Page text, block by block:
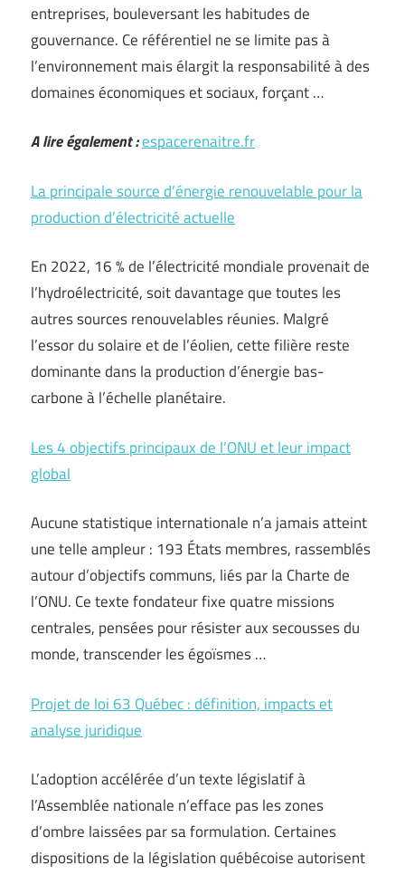
entreprises, bouleversant les habitudes de
gouvernance. Ce référentiel ne se limite pas à
l’environnement mais élargit la responsabilité à des
domaines économiques et sociaux, forçant …
A lire également :espacerenaitre.fr
La principale source d’énergie renouvelable pour la
production d’électricité actuelle
En 2022, 16 % de l’électricité mondiale provenait de
l’hydroélectricité, soit davantage que toutes les
autres sources renouvelables réunies. Malgré
l’essor du solaire et de l’éolien, cette filière reste
dominante dans la production d’énergie bas-
carbone à l’échelle planétaire.
Les 4 objectifs principaux de l’ONU et leur impact
global
Aucune statistique internationale n’a jamais atteint
une telle ampleur : 193 États membres, rassemblés
autour d’objectifs communs, liés par la Charte de
l’ONU. Ce texte fondateur fixe quatre missions
centrales, pensées pour résister aux secousses du
monde, transcender les égoïsmes …
Projet de loi 63 Québec : définition, impacts et
analyse juridique
L’adoption accélérée d’un texte législatif à
l’Assemblée nationale n’efface pas les zones
d’ombre laissées par sa formulation. Certaines
dispositions de la législation québécoise autorisent